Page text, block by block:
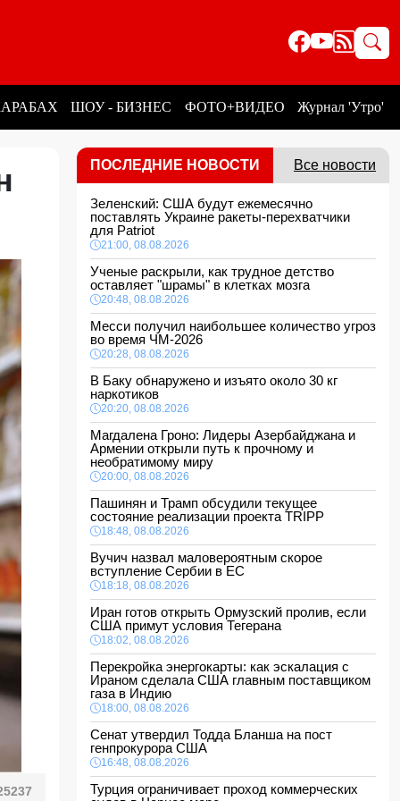
ШОУ - БИЗНЕС ФОТО+ВИДЕО Журнал 'Утро'
ПОСЛЕДНИЕ НОВОСТИ Все новости
Зеленский: США будут ежемесячно
поставлять Украине ракеты-перехватчики
для Patriot
21:00, 08.08.2026
Ученые раскрыли, как трудное детство
оставляет "шрамы" в клетках мозга
20:48, 08.08.2026
Месси получил наибольшее количество угроз
во время ЧМ-2026
20:28, 08.08.2026
В Баку обнаружено и изъято около 30 кг
наркотиков
20:20, 08.08.2026
Магдалена Гроно: Лидеры Азербайджана и
Армении открыли путь к прочному и
необратимому миру
20:00, 08.08.2026
Пашинян и Трамп обсудили текущее
состояние реализации проекта TRIPP
18:48, 08.08.2026
Вучич назвал маловероятным скорое
вступление Сербии в ЕС
18:18, 08.08.2026
Иран готов открыть Ормузский пролив, если
США примут условия Тегерана
18:02, 08.08.2026
Перекройка энергокарты: как эскалация с
Ираном сделала США главным поставщиком
газа в Индию
18:00, 08.08.2026
Сенат утвердил Тодда Бланша на пост
генпрокурора США
16:48, 08.08.2026
Турция ограничивает проход коммерческих